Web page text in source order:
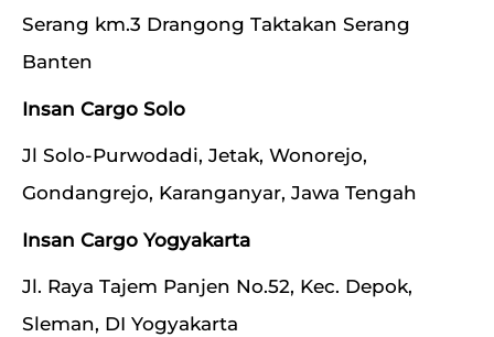
Serang km.3 Drangong Taktakan Serang
Banten
Insan Cargo Solo
Jl Solo-Purwodadi, Jetak, Wonorejo,
Gondangrejo, Karanganyar, Jawa Tengah
Insan Cargo Yogyakarta
Jl. Raya Tajem Panjen No.52, Kec. Depok,
Sleman, DI Yogyakarta